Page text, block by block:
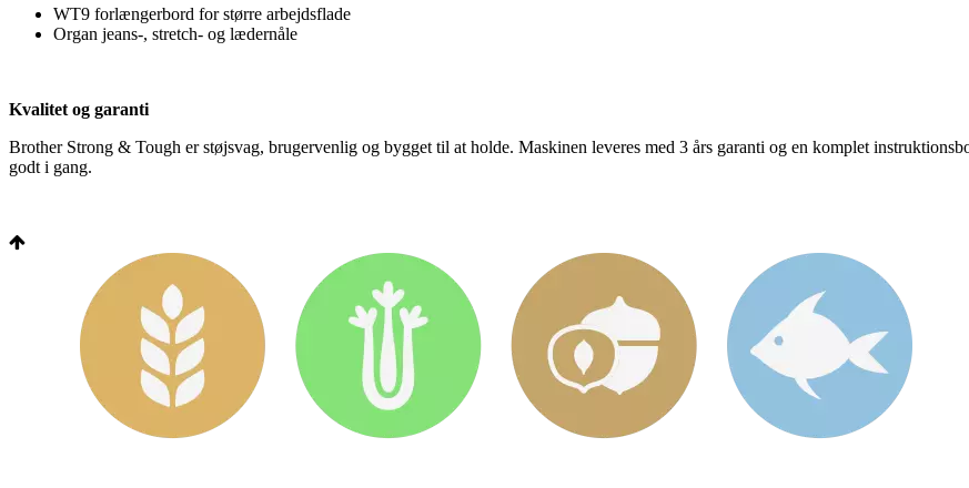
WT9 forlængerbord for større arbejdsflade
Organ jeans-, stretch- og lædernåle
Kvalitet og garanti
Brother Strong & Tough er støjsvag, brugervenlig og bygget til at holde. Maskinen leveres med 3 års garanti og en komplet
godt i gang.